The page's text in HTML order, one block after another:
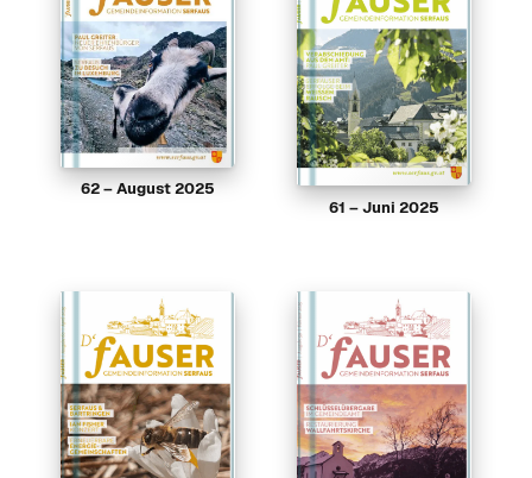
62 – August 2025
61 – Juni 2025